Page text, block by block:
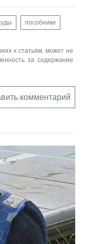
пособники
к статьям, может не
за содержание
комментарий